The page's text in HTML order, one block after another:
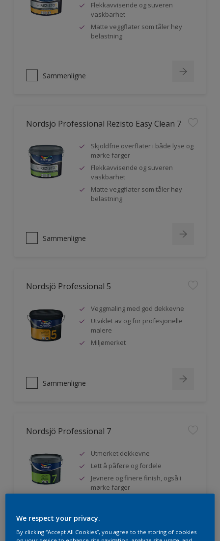
Flekkavvisende og suveren
vaskbarhet
Matte veggflater som tåler høy
belastning
Sammenligne
Nordsjö Professional Rezisto Easy Clean 7
Skjoldfrie overflater i både lyse og
mørke farger
Flekkavvisende og suveren
vaskbarhet
Matte veggflater som tåler høy
belastning
Sammenligne
Nordsjö Professional 5
Veggmaling med god dekkevne
Utviklet av og for profesjonelle
malere
Miljømerket
Sammenligne
Nordsjö Professional 7
Utmerket dekkevne
Lett å påføre og fordele
Jevnere og finere finish, også i
mørke farger
We respect your privacy.
By clicking “Accept All Cookies”, you agree to the storing of cookies